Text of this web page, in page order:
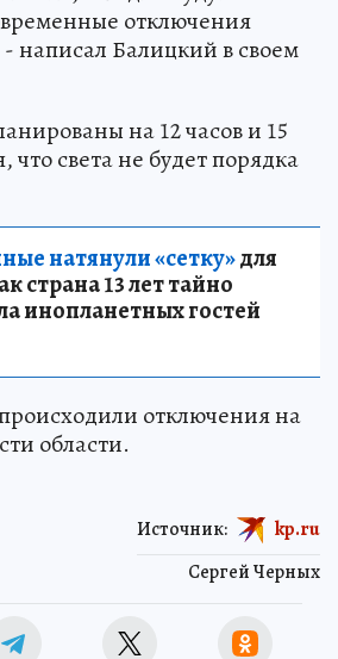
отключения
написал Балицкий в своем
на 12 часов и 15
что света не будет порядка
натянули «сетку»для
страна 13 лет тайно
инопланетных гостей
отключения на
области.
Сергей Черных
Источник: kp.ru